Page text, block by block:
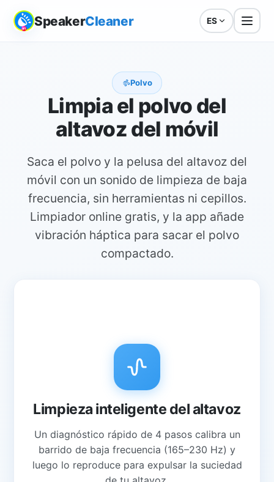
SpeakerCleaner ES
Polvo
Limpia el polvo del
altavoz del móvil
Saca el polvo y la pelusa del altavoz del
móvil con un sonido de limpieza de baja
frecuencia, sin herramientas ni cepillos.
Limpiador online gratis, y la app añade
vibración háptica para sacar el polvo
compactado.
Limpieza inteligente del altavoz
Un diagnóstico rápido de 4 pasos calibra un
barrido de baja frecuencia (165–230 Hz) y
luego lo reproduce para expulsar la suciedad